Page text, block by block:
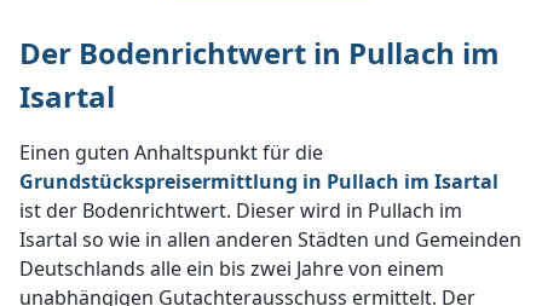
Der Bodenrichtwert in Pullach im
Isartal
Einen guten Anhaltspunkt für die
Grundstückspreisermittlung in Pullach im Isartal
ist der Bodenrichtwert. Dieser wird in Pullach im
Isartal so wie in allen anderen Städten und Gemeinden
Deutschlands alle ein bis zwei Jahre von einem
unabhängigen Gutachterausschuss ermittelt. Der